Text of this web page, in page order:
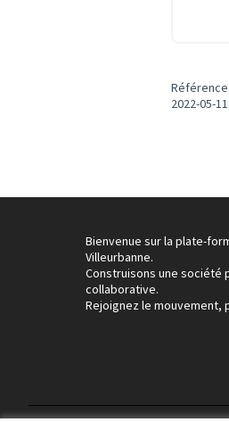
Référence
2022-05-
Bienvenue sur la plate-
Villeurbanne.
Construisons une
collaborative.
Rejoignez le mouvement,